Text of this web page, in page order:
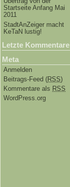
Startseite Anfang Mai
2011
StadtAnZeiger macht
KeTaN lustig!
Letzte Kommentare
Meta
Anmelden
Beitrags-Feed (RSS)
Kommentare als RSS
WordPress.org